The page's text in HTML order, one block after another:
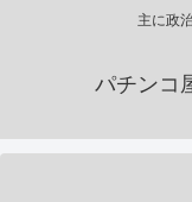
主に政
パチンコ